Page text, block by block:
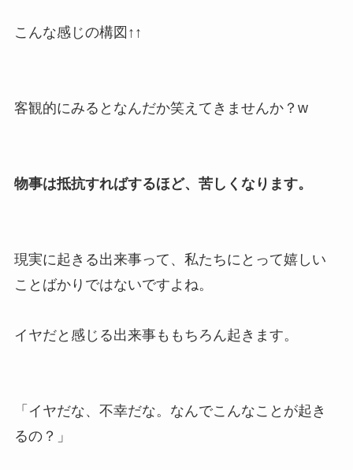
こんな感じの構図↑↑
客観的にみるとなんだか笑えてきませんか？w
物事は抵抗すればするほど、苦しくなります。
現実に起きる出来事って、私たちにとって嬉しい
ことばかりではないですよね。
イヤだと感じる出来事ももちろん起きます。
「イヤだな、不幸だな。なんでこんなことが起き
るの？」